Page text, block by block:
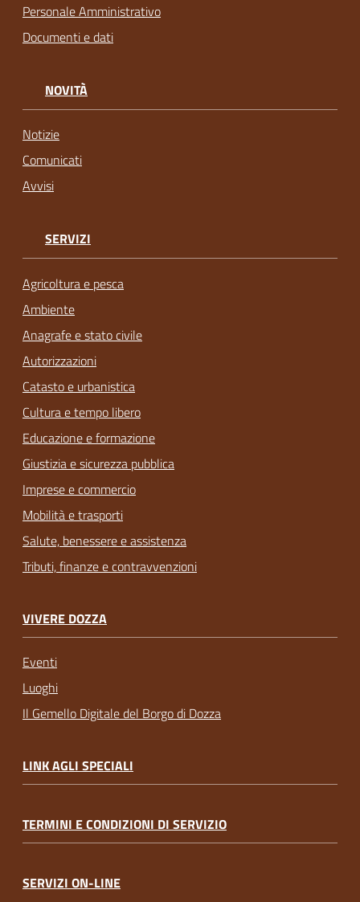
Personale Amministrativo
Documenti e dati
NOVITÀ
Notizie
Comunicati
Avvisi
SERVIZI
Agricoltura e pesca
Ambiente
Anagrafe e stato civile
Autorizzazioni
Catasto e urbanistica
Cultura e tempo libero
Educazione e formazione
Giustizia e sicurezza pubblica
Imprese e commercio
Mobilità e trasporti
Salute, benessere e assistenza
Tributi, finanze e contravvenzioni
VIVERE DOZZA
Eventi
Luoghi
Il Gemello Digitale del Borgo di Dozza
LINK AGLI SPECIALI
TERMINI E CONDIZIONI DI SERVIZIO
SERVIZI ON-LINE